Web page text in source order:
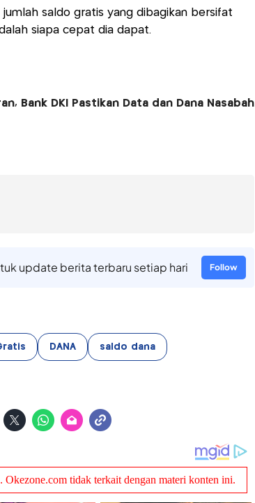
saldo gratis yang dibagikan bersifat
siapa cepat dia dapat.
Bank DKI Pastikan Data dan Dana Nasabah
update berita terbaru setiap hari Follow
DANA saldo dana